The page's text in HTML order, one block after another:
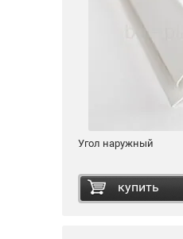
Угол наружный
купить